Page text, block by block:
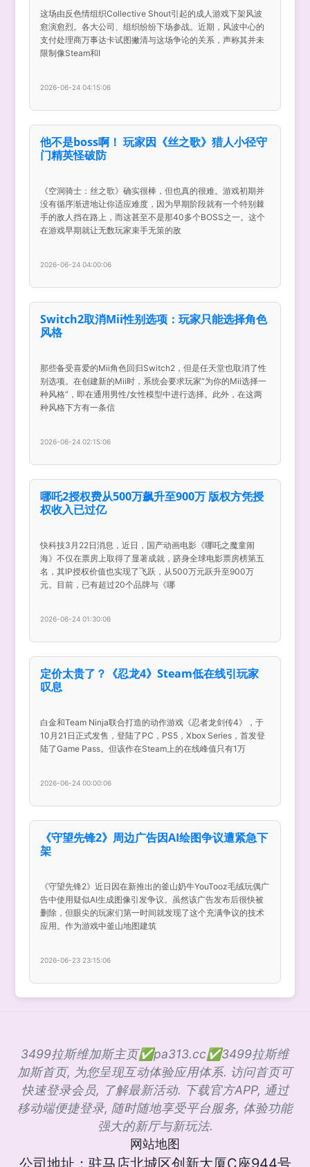
这场由反色情组织Collective Shout引起的成人游戏下架风波
愈演愈烈。各大公司、组织纷纷下场参战。近期，风波中心的
支付处理商万事达卡试图撇清与这场争论的关系，声称其并未
限制像Steam和I
2026-06-24 04:15:06
他不是boss啊！ 玩家因《丝之歌》猎人小径守
门精英怪破防
《空洞骑士：丝之歌》确实很棒，但也真的很难。游戏初期并
没有循序渐进地让你适应难度，因为早期阶段就有一个特别棘
手的敌人挡在路上，而这甚至不是那40多个BOSS之一。这个
在游戏早期就让无数玩家束手无策的敌
2026-06-24 04:00:06
Switch2取消Mii性别选项：玩家只能选择角色
风格
那些备受喜爱的Mii角色回归Switch2，但是任天堂也取消了性
别选项。在创建新的Mii时，系统会要求玩家“为你的Mii选择一
种风格”，即在通用男性/女性模型中进行选择。此外，在这两
种风格下方有一条信
2026-06-24 02:15:06
哪吒2授权费从500万飙升至900万 版权方凭授
权收入已过亿
快科技3月22日消息，近日，国产动画电影《哪吒之魔童闹
海》不仅在票房上取得了显著成就，跻身全球电影票房榜第五
名，其IP授权价值也实现了飞跃，从500万元跃升至900万
元。目前，已有超过20个品牌与《哪
2026-06-24 01:30:06
定价太贵了？《忍龙4》Steam低在线引玩家
叹息
白金和Team Ninja联合打造的动作游戏《忍者龙剑传4》，于
10月21日正式发售，登陆了PC，PS5，Xbox Series，首发登
陆了Game Pass。但该作在Steam上的在线峰值只有1万
2026-06-24 00:00:06
《守望先锋2》周边广告因AI绘图争议遭紧急下
架
《守望先锋2》近日因在新推出的釜山奶牛YouTooz毛绒玩偶广
告中使用疑似AI生成图像引发争议。虽然该广告发布后很快被
删除，但眼尖的玩家们第一时间就发现了这个充满争议的技术
应用。作为游戏中釜山地图建筑
2026-06-23 23:15:06
3499拉斯维加斯主页✅pa313.cc✅3499拉斯维
加斯首页, 为您呈现互动体验应用体系. 访问首页可
快速登录会员, 了解最新活动. 下载官方APP, 通过
移动端便捷登录, 随时随地享受平台服务, 体验功能
强大的新厅与新玩法.
网站地图